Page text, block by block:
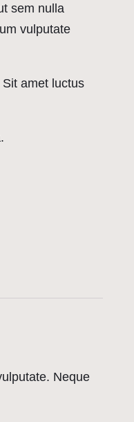
sem nulla
vulputate
amet luctus
Neque